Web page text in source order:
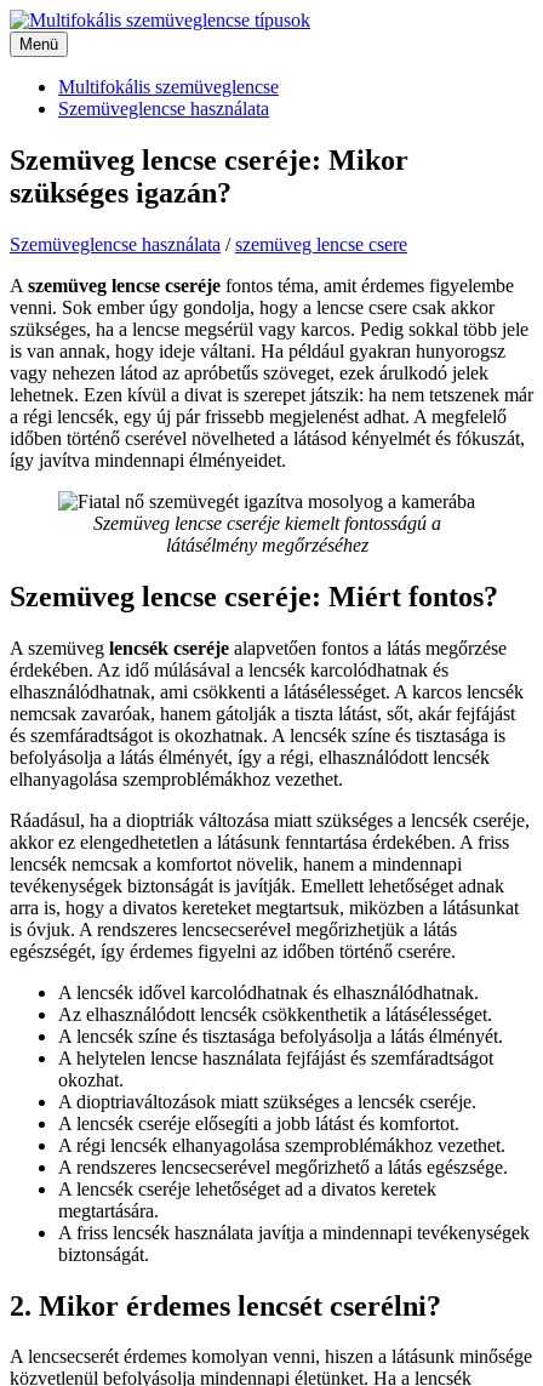
Kilépés
a
tartalomba
Menü
Menü
Multifokális szemüveglencse
Szemüveglencse használata
Szemüveg lencse cseréje: Mikor
szükséges igazán?
Szemüveglencse használata /szemüveg lencse csere
A szemüveg lencse cseréje fontos téma, amit érdemes figyelembe
venni. Sok ember úgy gondolja, hogy a lencse csere csak akkor
szükséges, ha a lencse megsérül vagy karcos. Pedig sokkal több jele
is van annak, hogy ideje váltani. Ha például gyakran hunyorogsz
vagy nehezen látod az apróbetűs szöveget, ezek árulkodó jelek
lehetnek. Ezen kívül a divat is szerepet játszik: ha nem tetszenek már
a régi lencsék, egy új pár frissebb megjelenést adhat. A megfelelő
időben történő cserével növelheted a látásod kényelmét és fókuszát,
így javítva mindennapi élményeidet.
Szemüveg lencse cseréje kiemelt fontosságú a
látásélmény megőrzéséhez
Szemüveg lencse cseréje: Miért fontos?
A szemüveg lencsék cseréje alapvetően fontos a látás megőrzése
érdekében. Az idő múlásával a lencsék karcolódhatnak és
elhasználódhatnak, ami csökkenti a látásélességet. A karcos lencsék
nemcsak zavaróak, hanem gátolják a tiszta látást, sőt, akár fejfájást
és szemfáradtságot is okozhatnak. A lencsék színe és tisztasága is
befolyásolja a látás élményét, így a régi, elhasználódott lencsék
elhanyagolása szemproblémákhoz vezethet.
Ráadásul, ha a dioptriák változása miatt szükséges a lencsék cseréje,
akkor ez elengedhetetlen a látásunk fenntartása érdekében. A friss
lencsék nemcsak a komfortot növelik, hanem a mindennapi
tevékenységek biztonságát is javítják. Emellett lehetőséget adnak
arra is, hogy a divatos kereteket megtartsuk, miközben a látásunkat
is óvjuk. A rendszeres lencsecserével megőrizhetjük a látás
egészségét, így érdemes figyelni az időben történő cserére.
A lencsék idővel karcolódhatnak és elhasználódhatnak.
Az elhasználódott lencsék csökkenthetik a látásélességet.
A lencsék színe és tisztasága befolyásolja a látás élményét.
A helytelen lencse használata fejfájást és szemfáradtságot
okozhat.
A dioptriaváltozások miatt szükséges a lencsék cseréje.
A lencsék cseréje elősegíti a jobb látást és komfortot.
A régi lencsék elhanyagolása szemproblémákhoz vezethet.
A rendszeres lencsecserével megőrizhető a látás egészsége.
A lencsék cseréje lehetőséget ad a divatos keretek
megtartására.
A friss lencsék használata javítja a mindennapi tevékenységek
biztonságát.
2. Mikor érdemes lencsét cserélni?
A lencsecserét érdemes komolyan venni, hiszen a látásunk minősége
közvetlenül befolyásolja mindennapi életünket. Ha a lencsék